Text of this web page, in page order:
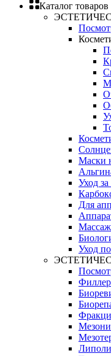
Каталог товаров
Маски
Уход
Для
Уход